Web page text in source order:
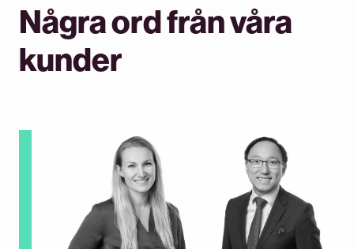
Några ord från våra
kunder